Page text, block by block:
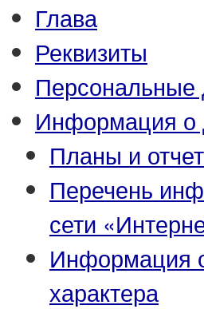
Глава
Реквизиты
Персональные
Информация о
Планы и
Перечень
сети
Информация
характера